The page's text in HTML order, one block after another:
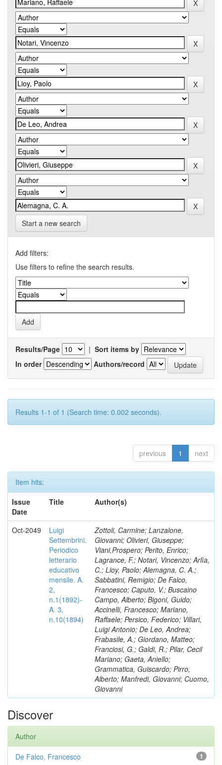
Start a new search
Add filters:
Use filters to refine the search results.
Results/Page | Sort items by
In order
Authors/record
Results 1-1 of 1 (Search time: 0.002 seconds).
previous 1 next
Item hits:
Issue
Date
Title Author(s)
Oct-2049
Luigi
Settembrini.
Periodico
letterario
educativo
mensile. A.
2,
n.1(1892)-
A. 3,
n.10(1894)
Zottoli, Carmine; Lanzalone,
Giovanni; Olivieri, Giuseppe;
Viani,Prospero; Perito, Enrico;
Lagrance, F.; Notari, Vincenzo; Arlìa,
C.; Lioy, Paolo; Alemagna, C. A.;
Sabbatini, Remigio; De Falco,
Francesco; Caputo, V.; Buscaino
Campo, Alberto; Bigoni, Guido;
Accinelli, Francesco; Mariano,
Raffaele; Persico, Federico; Villari,
Luigi Antonio; De Leo, Andrea;
Frabasile, A.; Giordano, Matteo;
Franciosi, G.; Galdi, R.; Pilar, Cecil
Mariano; Gaeta, Aniello;
Grammatica, Guiscardo; Pirro,
Alberto; Manfredi, Giovanni; Cuomo,
Giovanni
Discover
Author
1
De Falco, Francesco